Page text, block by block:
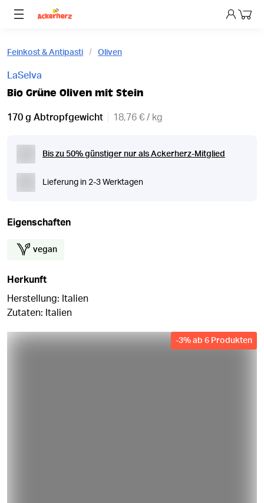
Dein
Feinkost & Antipasti Oliven
LaSelva
Bio Grüne Oliven mit Stein
170 g Abtropfgewicht 18,76 € / kg
Bis zu 50% günstiger nur als Ackerherz-Mitglied
Lieferung in 2-3 Werktagen
Eigenschaften
vegan
Herkunft
Herstellung: Italien
Zutaten: Italien
-3% ab 6 Produkten